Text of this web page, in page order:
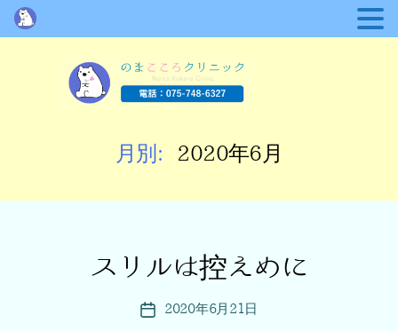
月別: 2020年6月
カ
テ
ゴ
リ
スリルは控えめに
投
2020年6月21日